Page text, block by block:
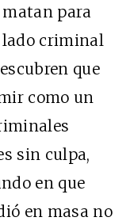
para
lado criminal
que
como un
sin culpa,
en que
en masa no